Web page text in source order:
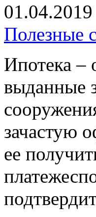
01.04.2019
Полезные
Ипотека –
выданные
зачастую
ее